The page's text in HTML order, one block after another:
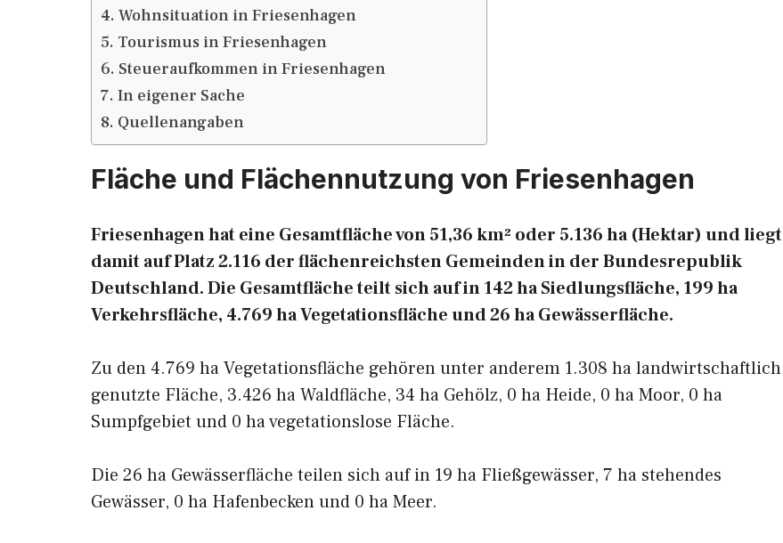
Wohnsituation in Friesenhagen
Tourismus in Friesenhagen
Steueraufkommen in Friesenhagen
In eigener Sache
Quellenangaben
Fläche und Flächennutzung von Friesenhagen
Friesenhagen hat eine Gesamtfläche von 51,36 km² oder 5.136 ha (Hektar) und liegt
damit auf Platz 2.116 der flächenreichsten Gemeinden in der Bundesrepublik
Deutschland. Die Gesamtfläche teilt sich auf in 142 ha Siedlungsfläche, 199 ha
Verkehrsfläche, 4.769 ha Vegetationsfläche und 26 ha Gewässerfläche.
Zu den 4.769 ha Vegetationsfläche gehören unter anderem 1.308 ha landwirtschaftlich
genutzte Fläche, 3.426 ha Waldfläche, 34 ha Gehölz, 0 ha Heide, 0 ha Moor, 0 ha
Sumpfgebiet und 0 ha vegetationslose Fläche.
Die 26 ha Gewässerfläche teilen sich auf in 19 ha Fließgewässer, 7 ha stehendes
Gewässer, 0 ha Hafenbecken und 0 ha Meer.